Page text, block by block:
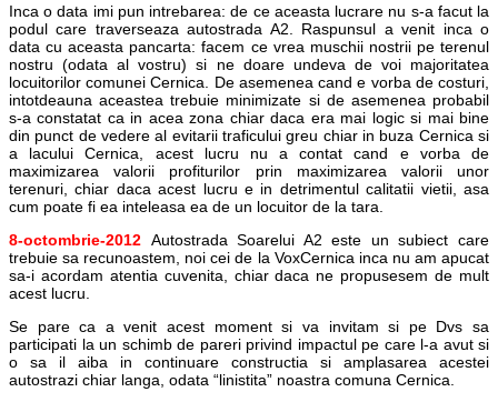
Inca o data imi pun intrebarea: de ce aceasta lucrare nu s-a facut la
podul care traverseaza autostrada A2. Raspunsul a venit inca o
data cu aceasta pancarta: facem ce vrea muschii nostrii pe terenul
nostru (odata al vostru) si ne doare undeva de voi majoritatea
locuitorilor comunei Cernica. De asemenea cand e vorba de costuri,
intotdeauna aceastea trebuie minimizate si de asemenea probabil
s-a constatat ca in acea zona chiar daca era mai logic si mai bine
din punct de vedere al evitarii traficului greu chiar in buza Cernica si
a lacului Cernica, acest lucru nu a contat cand e vorba de
maximizarea valorii profiturilor prin maximizarea valorii unor
terenuri, chiar daca acest lucru e in detrimentul calitatii vietii, asa
cum poate fi ea inteleasa ea de un locuitor de la tara.
8-octombrie-2012 Autostrada Soarelui A2 este un subiect care
trebuie sa recunoastem, noi cei de la VoxCernica inca nu am apucat
sa-i acordam atentia cuvenita, chiar daca ne propusesem de mult
acest lucru.
Se pare ca a venit acest moment si va invitam si pe Dvs sa
participati la un schimb de pareri privind impactul pe care l-a avut si
o sa il aiba in continuare constructia si amplasarea acestei
autostrazi chiar langa, odata “linistita” noastra comuna Cernica.